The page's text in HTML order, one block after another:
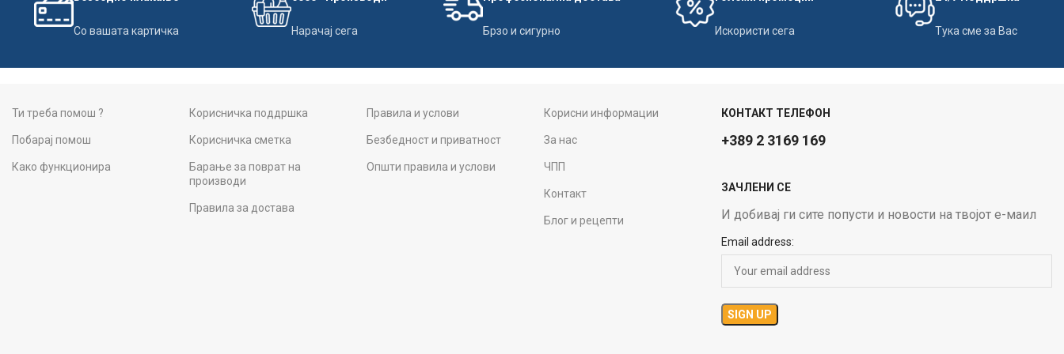
Со вашата картичка Нарачај сега Брзо и сигурно Искористи сега Тука сме за Вас
Ти треба помош ?
Побарај помош
Како функционира
Корисничка поддршка
Корисничка сметка
Барање за поврат на
производи
Правила за достава
Правила и услови
Безбедност и приватност
Општи правила и услови
Корисни информации
За нас
ЧПП
Контакт
Блог и рецепти
КОНТАКТ ТЕЛЕФОН
+389 2 3169 169
ЗАЧЛЕНИ СЕ
И добивај ги сите попусти и новости на твојот е-маил
Email address: